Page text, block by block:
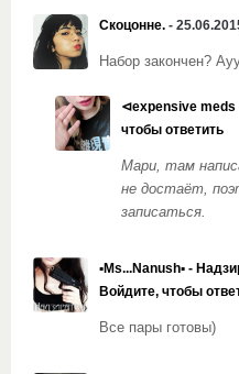
Скоцонне. -
Набор закончен?
⊲expensive meds
чтобы ответить
Мари, там
не достаёт,
записаться.
▪Ms...Nanush▪ -
Войдите, чтобы
Все пары готовы)